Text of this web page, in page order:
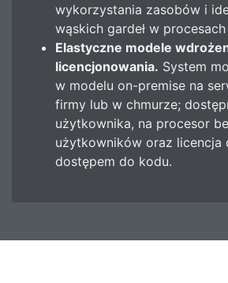
wykorzystania zasobów i
wąskich gardeł w
Elastyczne modele
licencjonowania. System
w modelu on-premise na
firmy lub w chmurze;
użytkownika, na procesor
użytkowników oraz licencja
dostępem do kodu.